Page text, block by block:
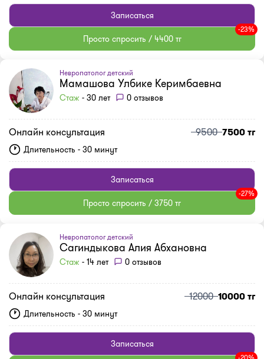
Записаться
Просто спросить / 4400 тг
-23%
Невропатолог детский
Мамашова Улбике Керимбаевна
Стаж - 30 лет 0 отзывов
Онлайн консультация 95007500 тг
Длительность - 30 минут
Записаться
Просто спросить / 3750 тг
-27%
Невропатолог детский
Сагиндыкова Алия Абхановна
Стаж - 14 лет 0 отзывов
Онлайн консультация 1200010000 тг
Длительность - 30 минут
Записаться